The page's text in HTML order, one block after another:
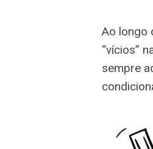
Ao longo
“vícios”
sempre